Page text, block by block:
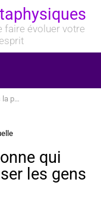
faire évoluer votre
profiter d’elle
qui
les gens